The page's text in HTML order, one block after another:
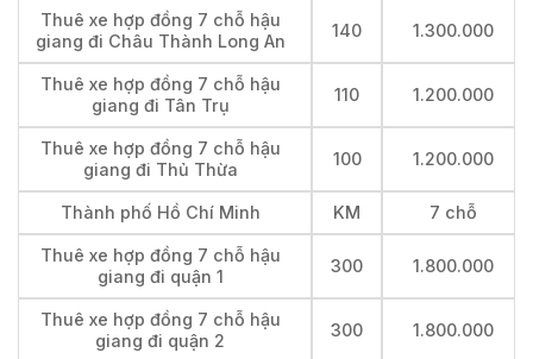
Thuê xe hợp đồng 7 chỗ hậu
giang đi Châu Thành Long An
140 1.300.000
Thuê xe hợp đồng 7 chỗ hậu
giang đi Tân Trụ
110 1.200.000
Thuê xe hợp đồng 7 chỗ hậu
giang đi Thủ Thừa
100 1.200.000
Thành phố Hồ Chí Minh KM 7 chỗ
Thuê xe hợp đồng 7 chỗ hậu
giang đi quận 1
300 1.800.000
Thuê xe hợp đồng 7 chỗ hậu
giang đi quận 2
300 1.800.000